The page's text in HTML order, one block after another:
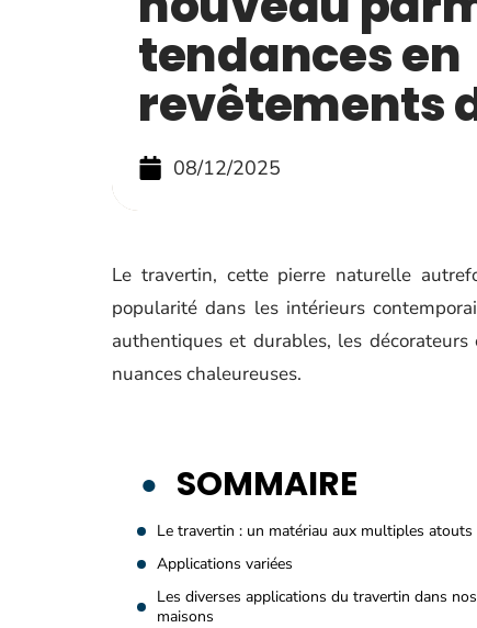
tendances en
revêtements
08/12/2025
Le travertin, cette pierre naturelle
popularité dans les intérieurs
authentiques et durables, les
nuances chaleureuses.
SOMMAIRE
Le travertin : un matériau aux multiples atouts
Applications variées
Les diverses applications du travertin dans nos
maisons